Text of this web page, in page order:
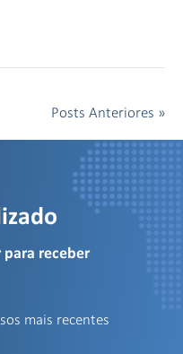
Posts Anteriores »
para receber
mais recentes